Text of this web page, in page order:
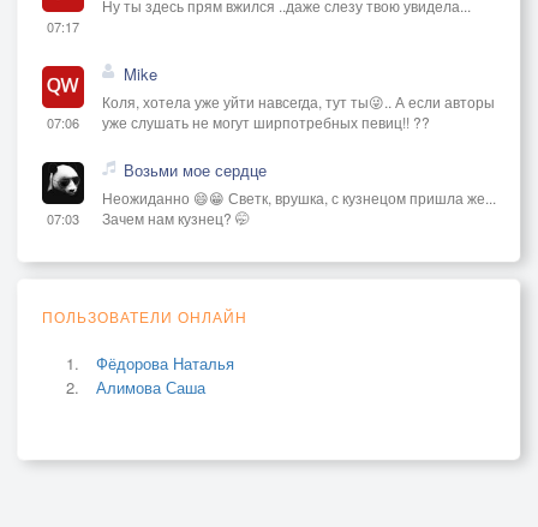
07:17
Ну ты здесь прям вжился ..даже слезу твою увидела...
07:06
Mike
Коля, хотела уже уйти навсегда, тут ты😜.. А если авторы
уже слушать не могут ширпотребных певиц!! ??
07:03
Возьми мое сердце
Неожиданно 😄😁 Светк, врушка, с кузнецом пришла же...
Зачем нам кузнец? 🤭
ПОЛЬЗОВАТЕЛИ ОНЛАЙН
Фёдорова Наталья
Алимова Саша